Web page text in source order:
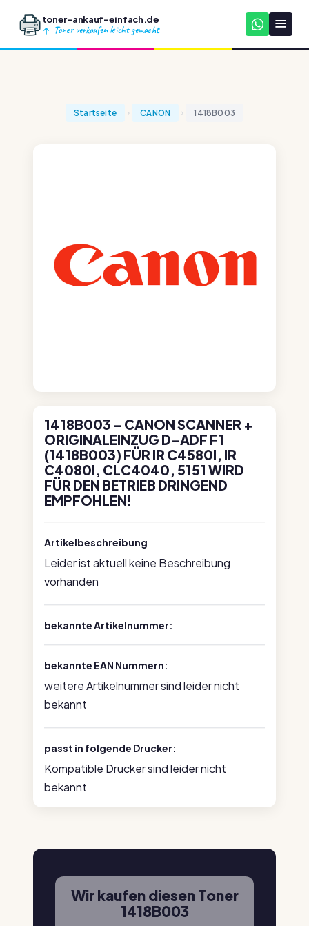
toner-ankauf-einfach.de
Toner verkaufen leicht gemacht
Startseite CANON 1418B003
1418B003 - CANON SCANNER +
ORIGINALEINZUG D-ADF F1
(1418B003) FÜR IR C4580I, IR
C4080I, CLC4040, 5151 WIRD
FÜR DEN BETRIEB DRINGEND
EMPFOHLEN!
Artikelbeschreibung
Leider ist aktuell keine Beschreibung
vorhanden
bekannte Artikelnummer:
bekannte EAN Nummern:
weitere Artikelnummer sind leider nicht
bekannt
passt in folgende Drucker:
Kompatible Drucker sind leider nicht
bekannt
Wir kaufen diesen Toner
1418B003